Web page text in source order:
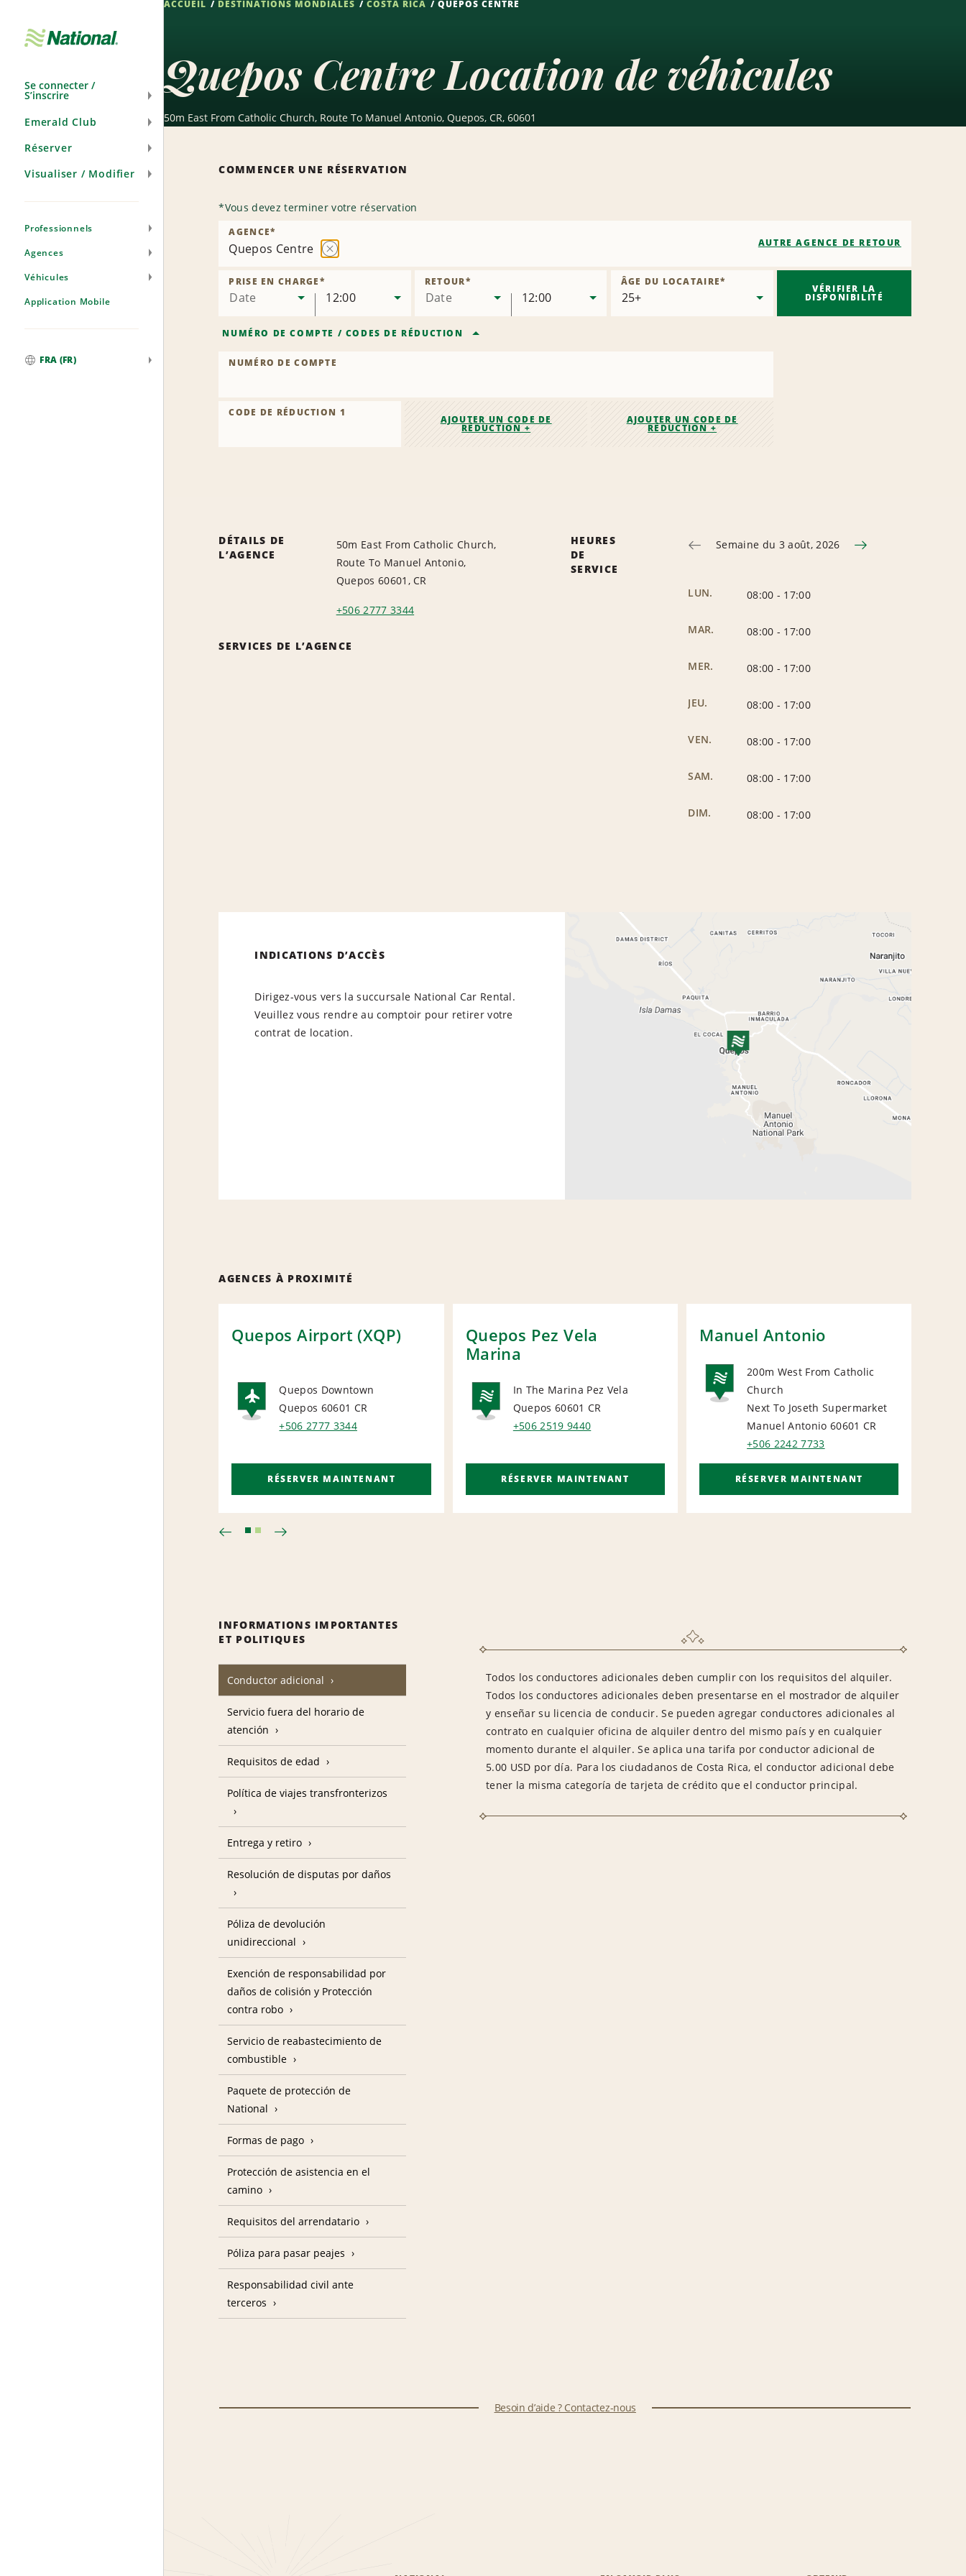
navigation
Se connecter /
S’inscrire
Emerald Club
Réserver
Visualiser / Modifier
Professionnels
Agences
Véhicules
Application Mobile
FRA (FR)
ACCUEIL DESTINATIONS MONDIALES COSTA RICA QUEPOS CENTRE
Quepos Centre Location de véhicules
50m East From Catholic Church, Route To Manuel Antonio, Quepos, CR, 60601
COMMENCER UNE RÉSERVATION
*Vous devez terminer votre réservation
Quepos Centre
AGENCE*
AUTRE AGENCE DE RETOUR
Date
PRISE EN CHARGE*
12:00 Date
RETOUR*
12:00
ÂGE DU LOCATAIRE*
NUMÉRO DE COMPTE / CODES DE RÉDUCTION
NUMÉRO DE COMPTE
CODE DE RÉDUCTION 1
AJOUTER UN CODE DE
RÉDUCTION +
AJOUTER UN CODE DE
RÉDUCTION +
VÉRIFIER LA
DISPONIBILITÉ
DÉTAILS DE
L’AGENCE
50m East From Catholic Church,
Route To Manuel Antonio,
Quepos 60601, CR
+506 2777 3344
SERVICES DE L’AGENCE
HEURES
DE
SERVICE
Semaine du 3 août, 2026
LUN. 08:00 - 17:00
MAR. 08:00 - 17:00
MER. 08:00 - 17:00
JEU. 08:00 - 17:00
VEN. 08:00 - 17:00
SAM. 08:00 - 17:00
DIM. 08:00 - 17:00
INDICATIONS D’ACCÈS
Dirigez-vous vers la succursale National Car Rental.
Veuillez vous rendre au comptoir pour retirer votre
contrat de location.
AGENCES À PROXIMITÉ
Quepos Airport (XQP)
AIRPORT
Quepos Downtown
Quepos 60601 CR
+506 2777 3344
RÉSERVER MAINTENANT
Quepos Pez Vela
Marina
NATIONAL
In The Marina Pez Vela
Quepos 60601 CR
+506 2519 9440
RÉSERVER MAINTENANT
Manuel Antonio
NATIONAL
200m West From Catholic
Church
Next To Joseth Supermarket
Manuel Antonio 60601 CR
+506 2242 7733
RÉSERVER MAINTENANT
INFORMATIONS IMPORTANTES
ET POLITIQUES
Conductor adicional
Todos los conductores adicionales deben cumplir con los requisitos del alquiler.
Todos los conductores adicionales deben presentarse en el mostrador de alquiler
y enseñar su licencia de conducir. Se pueden agregar conductores adicionales al
contrato en cualquier oficina de alquiler dentro del mismo país y en cualquier
momento durante el alquiler. Se aplica una tarifa por conductor adicional de
5.00 USD por día. Para los ciudadanos de Costa Rica, el conductor adicional debe
tener la misma categoría de tarjeta de crédito que el conductor principal.
Servicio fuera del horario de
atención
Requisitos de edad
Política de viajes transfronterizos
Entrega y retiro
Resolución de disputas por daños
Póliza de devolución
unidireccional
Exención de responsabilidad por
daños de colisión y Protección
contra robo
Servicio de reabastecimiento de
combustible
Paquete de protección de
National
Formas de pago
Protección de asistencia en el
camino
Requisitos del arrendatario
Póliza para pasar peajes
Responsabilidad civil ante
terceros
Besoin d’aide ? Contactez-nous